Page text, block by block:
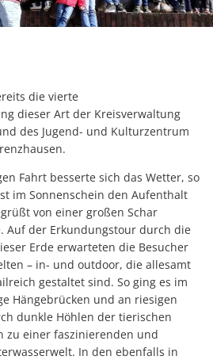
die vierte
dieser Art der Kreisverwaltung
des Jugend- und Kulturzentrum
Fahrt besserte sich das Wetter, so
im Sonnenschein den Aufenthalt
von einer großen Schar
Auf der Erkundungstour durch die
Erde erwarteten die Besucher
– in- und outdoor, die allesamt
gestaltet sind. So ging es im
Hängebrücken und an riesigen
dunkle Höhlen der tierischen
zu einer faszinierenden und
In den ebenfalls in